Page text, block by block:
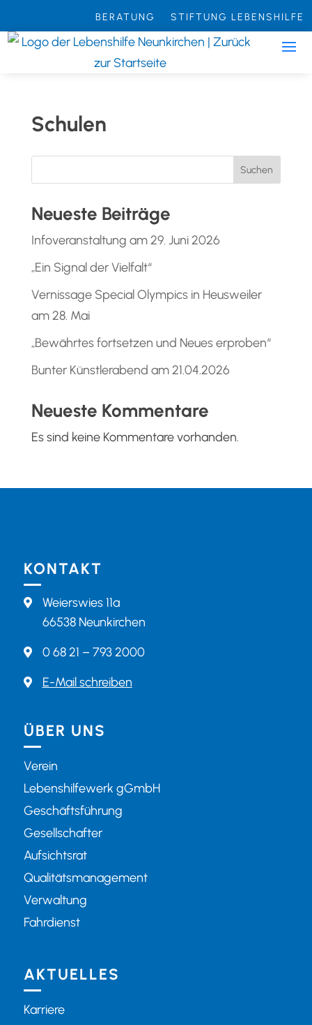
springen
BERATUNG STIFTUNG LEBENSHILFE
Schulen
Suchen
Neueste Beiträge
Infoveranstaltung am 29. Juni 2026
„Ein Signal der Vielfalt“
Vernissage Special Olympics in Heusweiler
am 28. Mai
„Bewährtes fortsetzen und Neues erproben“
Bunter Künstlerabend am 21.04.2026
Neueste Kommentare
Es sind keine Kommentare vorhanden.
KONTAKT

Weierswies 11a
66538 Neunkirchen
 0 68 21 – 793 2000
 E-Mail schreiben
ÜBER UNS
Verein
Lebenshilfewerk gGmbH
Geschäftsführung
Gesellschafter
Aufsichtsrat
Qualitätsmanagement
Verwaltung
Fahrdienst
AKTUELLES
Karriere